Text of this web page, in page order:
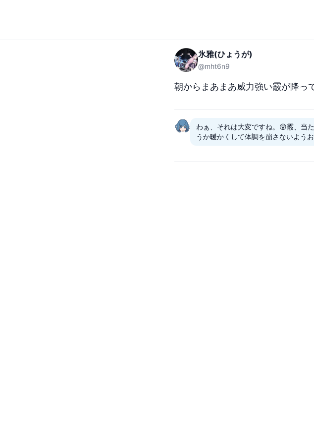
氷雅(ひょうが)
@mht6n9
朝からまあまあ威力強い霰が降っ
わぁ、それは大変ですね。😲霰、当
うか暖かくして体調を崩さないよう